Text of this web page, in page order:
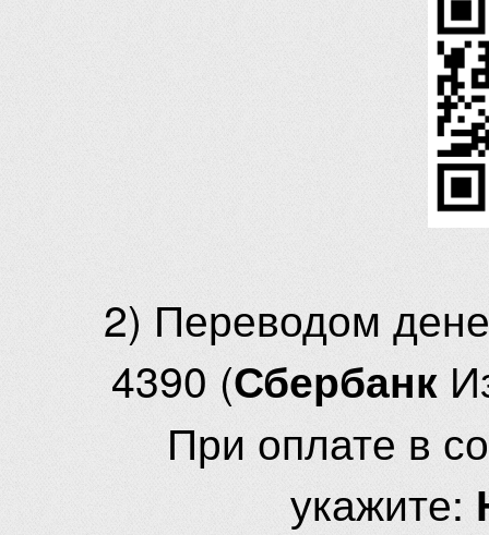
2) Переводом
4390 (Сбербанк
При оплате в
укажите: